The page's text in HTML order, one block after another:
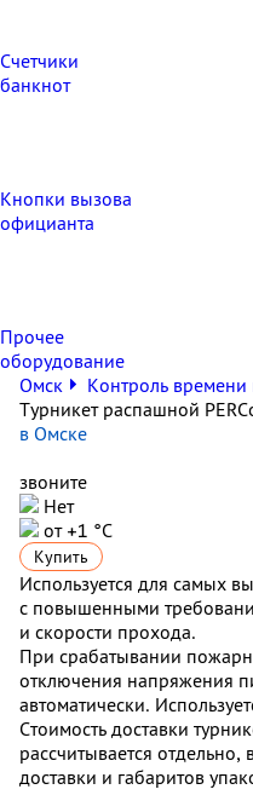
Счетчики
банкнот
Кнопки вызова
официанта
Прочее
оборудование
Омск
Контроль времени
Турникет распашной
в Омске
звоните
Нет
от +1 °C
Купить
Используется для самых
с повышенными
и скорости прохода.
При срабатывании
отключения напряжения
автоматически.
Стоимость доставки
рассчитывается отдельно,
доставки и габаритов